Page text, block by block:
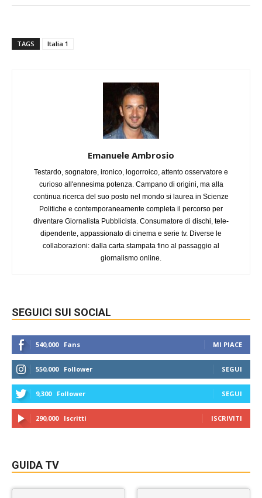
TAGS Italia 1
Emanuele Ambrosio
Testardo, sognatore, ironico, logorroico, attento osservatore e
curioso all'ennesima potenza. Campano di origini, ma alla
continua ricerca del suo posto nel mondo si laurea in Scienze
Politiche e contemporaneamente completa il percorso per
diventare Giornalista Pubblicista. Consumatore di dischi, tele-
dipendente, appassionato di cinema e serie tv. Diverse le
collaborazioni: dalla carta stampata fino al passaggio al
giornalismo online.
SEGUICI SUI SOCIAL
540,000 Fans MI PIACE
550,000 Follower SEGUI
9,300 Follower SEGUI
290,000 Iscritti ISCRIVITI
GUIDA TV